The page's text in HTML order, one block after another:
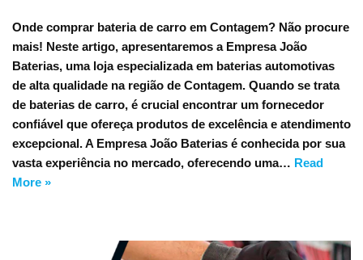
Onde comprar bateria de carro em Contagem? Não procure
mais! Neste artigo, apresentaremos a Empresa João
Baterias, uma loja especializada em baterias automotivas
de alta qualidade na região de Contagem. Quando se trata
de baterias de carro, é crucial encontrar um fornecedor
confiável que ofereça produtos de excelência e atendimento
excepcional. A Empresa João Baterias é conhecida por sua
vasta experiência no mercado, oferecendo uma… Read
More »